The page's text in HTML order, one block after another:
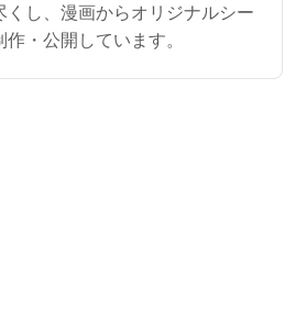
くし、漫画からオリジナルシー
作・公開しています。